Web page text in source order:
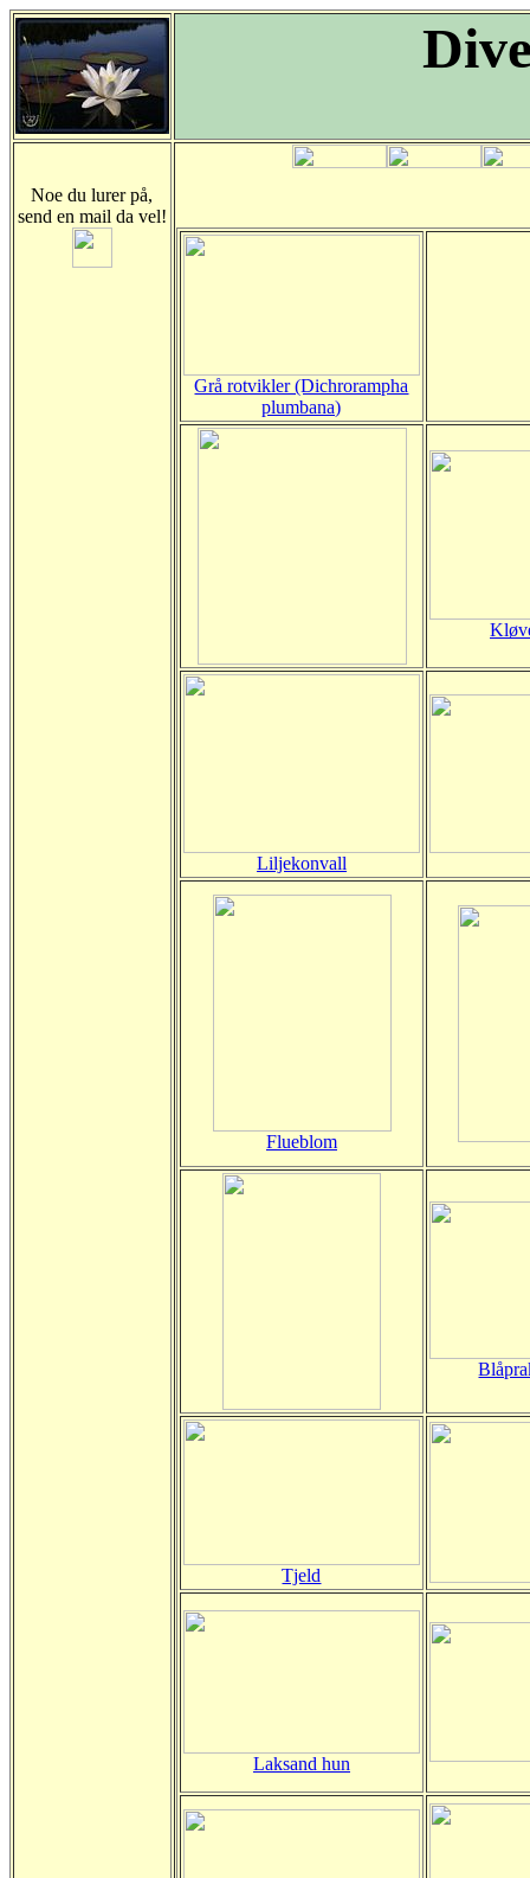
Noe du lurer på,
send en mail da vel!
Grå rotvikler (Dichrorampha
plumbana)
Liljekonvall
Flueblom
Tjeld
Laksand hun